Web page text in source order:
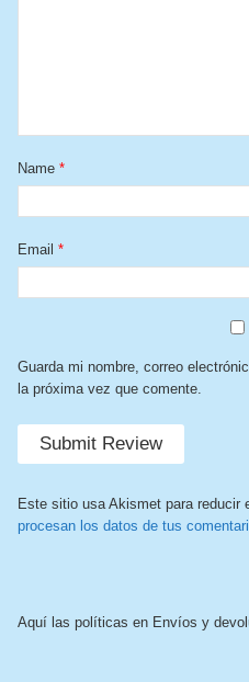
Name *
Email *
Guarda mi nombre, correo
la próxima vez que comente.
Este sitio usa Akismet para reducir
procesan los datos de tus
Aquí las políticas en Envíos y